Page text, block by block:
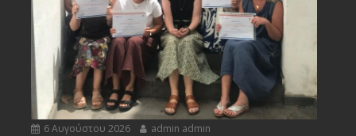
6 Αυγούστου 2026 admin admin